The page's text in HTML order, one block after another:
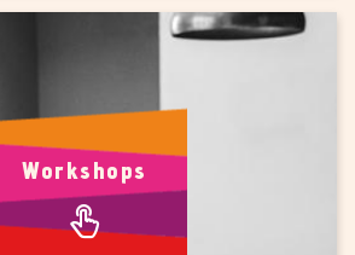
Workshops
vaardigheden
partners organiseren voor jou als
workshops zodat jij je
kunt doorontwikkelen.